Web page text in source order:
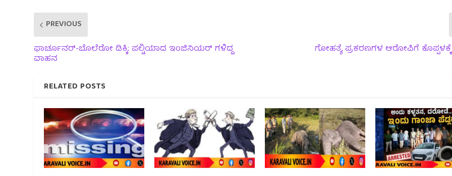
PREVIOUS
ಫಾರ್ಚೂನರ್-ಬೊಲೆರೋ ಡಿಕ್ಕಿ; ಪಲ್ಟಿಯಾದ ಇಂಜಿನಿಯರ್ ಗಳಿದ್ದ
ವಾಹನ
ಗೋಹತ್ಯೆ ಪ್ರಕರಣಗಳ ಆರೋಪಿಗೆ
RELATED POSTS